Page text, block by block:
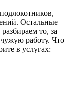
Остальные
то, за
работу. Что
в услугах: